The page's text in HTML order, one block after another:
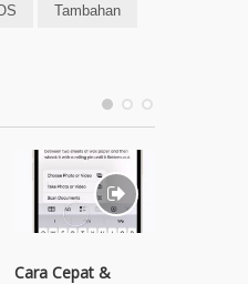
Tambahan
Cara Cepat &